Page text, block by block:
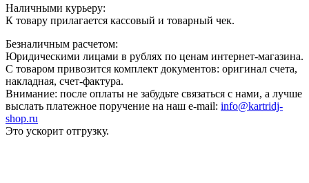
–
Картридж
RICOH
SP
C220
(407643)
Наличными курьеру:
К товару прилагается кассовый и товарный чек.
Безналичным расчетом:
Юридическими лицами в рублях по ценам интернет-магазина.
С товаром привозится комплект документов: оригинал счета,
накладная, счет-фактура.
Внимание: после оплаты не забудьте связаться с нами, а лучше
выслать платежное поручение на наш e-mail: info@kartridj-
shop.ru
Это ускорит отгрузку.